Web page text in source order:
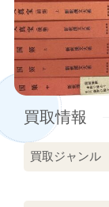
買取情報
買取ジャンル